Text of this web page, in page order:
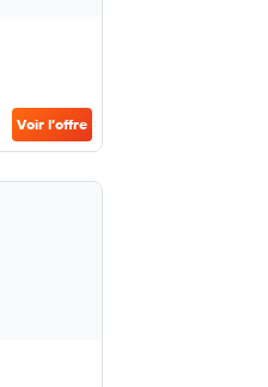
Voir l’offre